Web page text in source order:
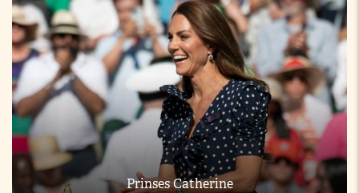
Prinses Catherine